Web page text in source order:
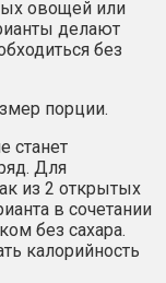
овощей или
делают
без
порции.
станет
Для
из 2 открытых
в сочетании
без сахара.
калорийность